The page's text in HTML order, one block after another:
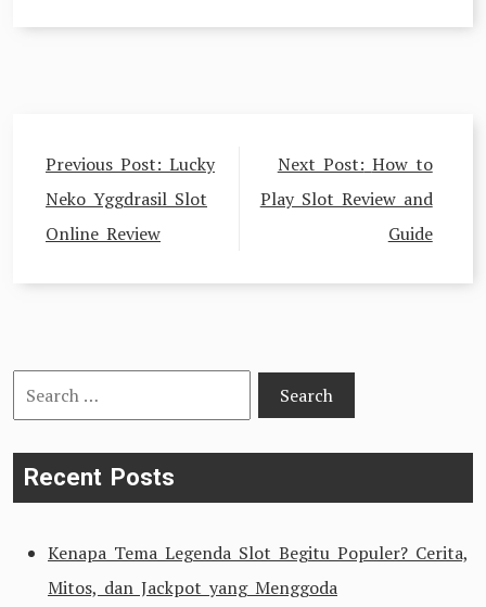
Post
navigation
Previous Post: Lucky
Neko Yggdrasil Slot
Online Review
Next Post: How to
Play Slot Review and
Guide
Search
for:
Recent Posts
Kenapa Tema Legenda Slot Begitu Populer? Cerita,
Mitos, dan Jackpot yang Menggoda